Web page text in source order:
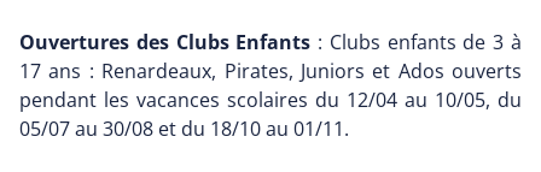
Ouvertures des Clubs Enfants : Clubs enfants de 3 à
17 ans : Renardeaux, Pirates, Juniors et Ados ouverts
pendant les vacances scolaires du 12/04 au 10/05, du
05/07 au 30/08 et du 18/10 au 01/11.